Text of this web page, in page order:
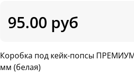
95.00 руб
Коробка под кейк-попсы
мм (белая)